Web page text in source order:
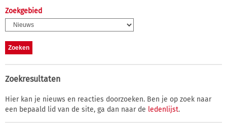
Zoekgebied
Zoekresultaten
Hier kan je nieuws en reacties doorzoeken. Ben je op zoek naar
een bepaald lid van de site, ga dan naar de ledenlijst.